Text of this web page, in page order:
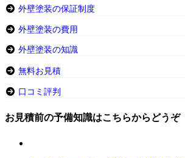
外壁塗装の保証制度
外壁塗装の費用
外壁塗装の知識
無料お見積
口コミ評判
お見積前の予備知識はこちらからどうぞ